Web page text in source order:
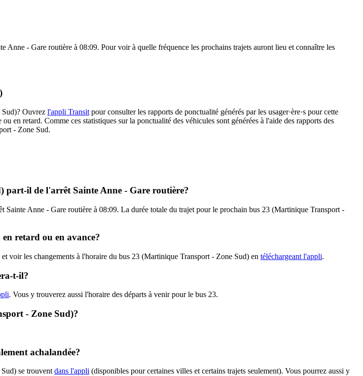
- Gare routière à 08:09. Pour voir à quelle fréquence les prochains trajets auront lieu et connaître les
Ouvrez l'appli Transit pour consulter les rapports de ponctualité générés par les usager·ère·s pour cette
en retard. Comme ces statistiques sur la ponctualité des véhicules sont générées à l'aide des rapports des
- Zone Sud.
part-il de l'arrêt Sainte Anne - Gare routière?
Anne - Gare routière à 08:09. La durée totale du trajet pour le prochain bus 23 (Martinique Transport -
retard ou en avance?
voir les changements à l'horaire du bus 23 (Martinique Transport - Zone Sud) en téléchargeant l'appli.
t-il?
. Vous y trouverez aussi l'horaire des départs à venir pour le bus 23.
- Zone Sud)?
achalandée?
se trouvent dans l'appli (disponibles pour certaines villes et certains trajets seulement). Vous pourrez aussi y